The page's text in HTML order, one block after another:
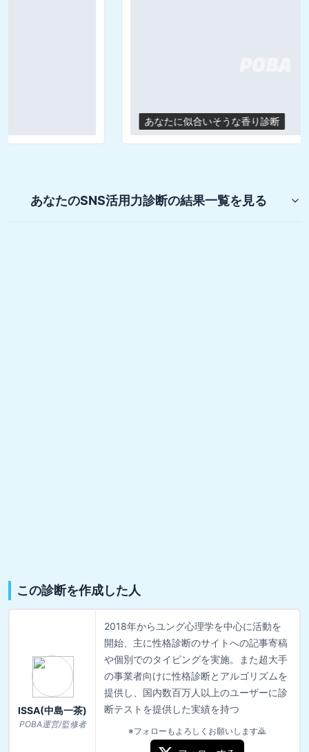
あなたに似合いそうな香り診断
あなたのSNS活用力診断の結果一覧を見る
この診断を作成した人
ISSA(中島一茶)
POBA運営/監修者
2018年からユング心理学を中心に活動を
開始、主に性格診断のサイトへの記事寄稿
や個別でのタイピングを実施。また超大手
の事業者向けに性格診断とアルゴリズムを
提供し、国内数百万人以上のユーザーに診
断テストを提供した実績を持つ
※フォローもよろしくお願いします🙇